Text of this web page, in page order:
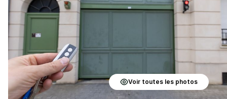
Voir toutes les photos